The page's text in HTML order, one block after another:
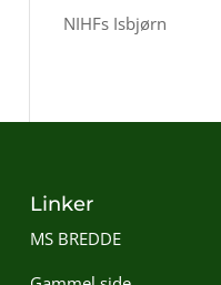
NIHFs Isbjørn
Linker
MS BREDDE